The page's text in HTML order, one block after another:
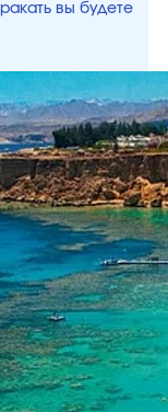
вы будете